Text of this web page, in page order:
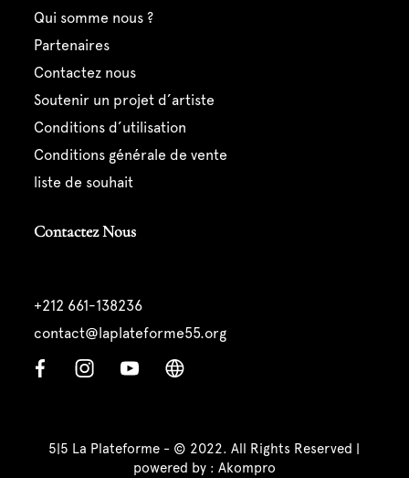
qui somme nous ?
partenaires
contactez nous
soutenir un projet d’artiste
conditions d’utilisation
conditions générale de vente
liste de souhait
Contactez Nous
+212 661-138236
contact@laplateforme55.org
5|5 La Plateforme - © 2022. All Rights Reserved |
powered by : Akompro